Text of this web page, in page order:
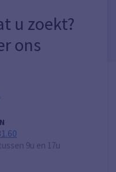
u zoekt?
ons
9u en 17u